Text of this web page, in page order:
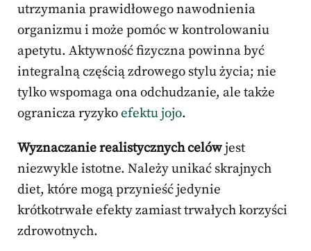
utrzymania prawidłowego nawodnienia
organizmu i może pomóc w kontrolowaniu
apetytu. Aktywność fizyczna powinna być
integralną częścią zdrowego stylu życia; nie
tylko wspomaga ona odchudzanie, ale także
ogranicza ryzykoefektu jojo.
Wyznaczanie realistycznych celówjest
niezwykle istotne. Należy unikać skrajnych
diet, które mogą przynieść jedynie
krótkotrwałe efekty zamiast trwałych korzyści
zdrowotnych.